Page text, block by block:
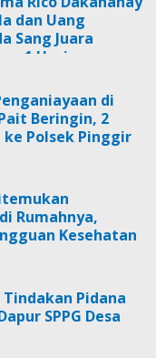
dan Uang
Sang Juara
1 Usai
79.
di
Beringin, 2
Polsek Pinggir
Rumahnya,
Kesehatan
Pidana
SPPG Desa